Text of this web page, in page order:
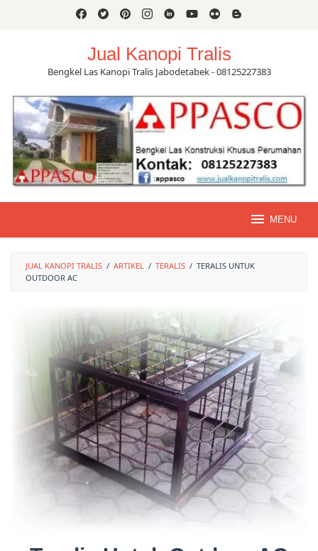
Jual Kanopi Tralis
Bengkel Las Kanopi Tralis Jabodetabek - 08125227383
MENU
JUAL KANOPI TRALIS / ARTIKEL / TERALIS / TERALIS UNTUK
OUTDOOR AC